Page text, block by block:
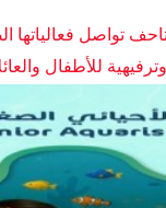
تواصل فعالياتها
وترفيهية للأطفال